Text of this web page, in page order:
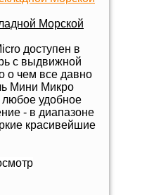
Морской
доступен в
с выдвижной
о чем все давно
Мини Микро
любое удобное
- в диапазоне
красивейшие